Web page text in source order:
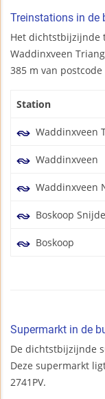
Treinstations in de
Het dichtstbijzijnde
Waddinxveen
385 m van postcode
Station
Waddinxveen
Waddinxveen
Waddinxveen
Boskoop
Boskoop
Supermarkt in de
De dichtstbijzijnde
Deze supermarkt
2741PV.